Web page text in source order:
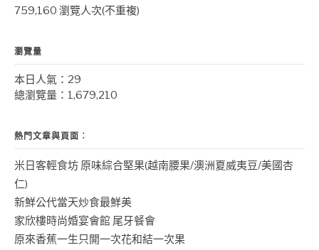
759,160 瀏覽人次(不重複)
瀏覽量
本日人氣：29
總瀏覽量：1,679,210
熱門文章與頁面︰
米日客輕食坊 原味綜合堅果(越南腰果/澳洲夏威夷豆/美國杏
仁)
新鮮公代當天炒食最鮮美
家欣樓時尚婚宴會館 尾牙餐會
原來香蕉一生只開一次花和結一次果